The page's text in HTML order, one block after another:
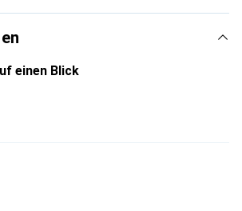
sichere Wahl für eine
einen Blick